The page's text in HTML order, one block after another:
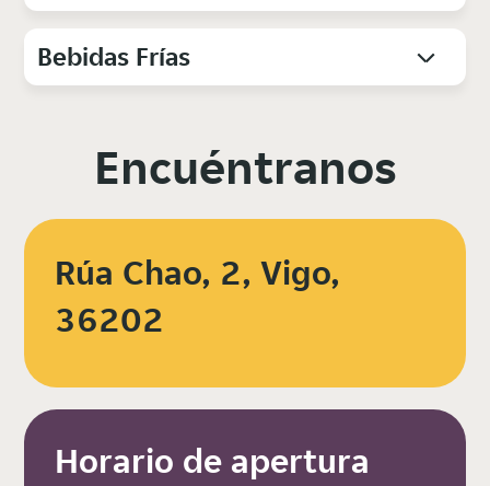
Bebidas Frías
Encuéntranos
Rúa Chao, 2, Vigo,
36202
Horario de apertura